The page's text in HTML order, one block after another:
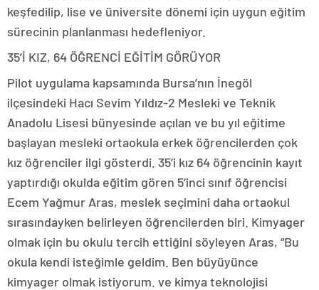
keşfedilip, lise ve üniversite dönemi için uygun eğitim
sürecinin planlanması hedefleniyor.
35’İ KIZ, 64 ÖĞRENCİ EĞİTİM GÖRÜYOR
Pilot uygulama kapsamında Bursa’nın İnegöl
ilçesindeki Hacı Sevim Yıldız-2 Mesleki ve Teknik
Anadolu Lisesi bünyesinde açılan ve bu yıl eğitime
başlayan mesleki ortaokula erkek öğrencilerden çok
kız öğrenciler ilgi gösterdi. 35’i kız 64 öğrencinin kayıt
yaptırdığı okulda eğitim gören 5’inci sınıf öğrencisi
Ecem Yağmur Aras, meslek seçimini daha ortaokul
sırasındayken belirleyen öğrencilerden biri. Kimyager
olmak için bu okulu tercih ettiğini söyleyen Aras, “Bu
okula kendi isteğimle geldim. Ben büyüyünce
kimyager olmak istiyorum. ve kimya teknolojisi